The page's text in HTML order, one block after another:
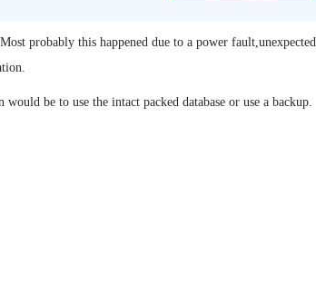
probably this happened due to a power fault,unexpected
be to use the intact packed database or use a backup.